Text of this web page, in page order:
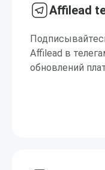
Affilead
Affilead в
обновлений